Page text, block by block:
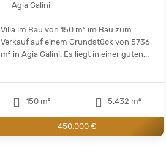
Agia Galini
Villa im Bau von 150 m² im Bau zum
Verkauf auf einem Grundstück von 5736
m² in Agia Galini. Es liegt in einer guten...
150 m² 5.432 m²
450.000 €